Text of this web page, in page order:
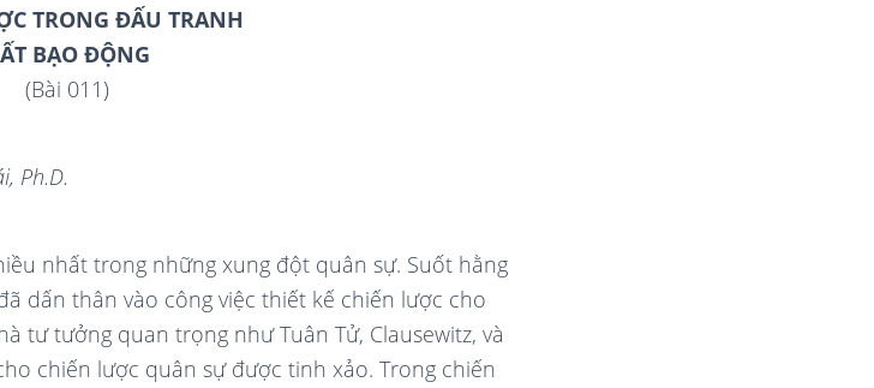
TRONG ĐẤU TRANH
BẠO ĐỘNG
(Bài 011)
Ph.D.
nhất trong những xung đột quân sự. Suốt hằng
dấn thân vào công việc thiết kế chiến lược cho
tư tưởng quan trọng như Tuân Tử, Clausewitz, và
chiến lược quân sự được tinh xảo. Trong chiến